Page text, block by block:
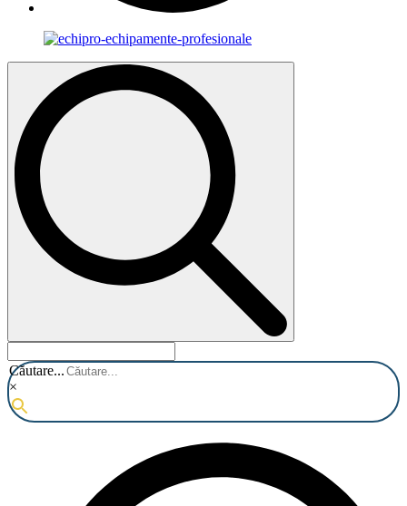
Search
Căutare...
×